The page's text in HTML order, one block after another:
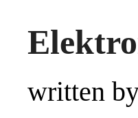
written